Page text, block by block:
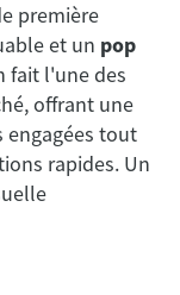
première
et un pop
fait l'une des
offrant une
tout
rapides. Un